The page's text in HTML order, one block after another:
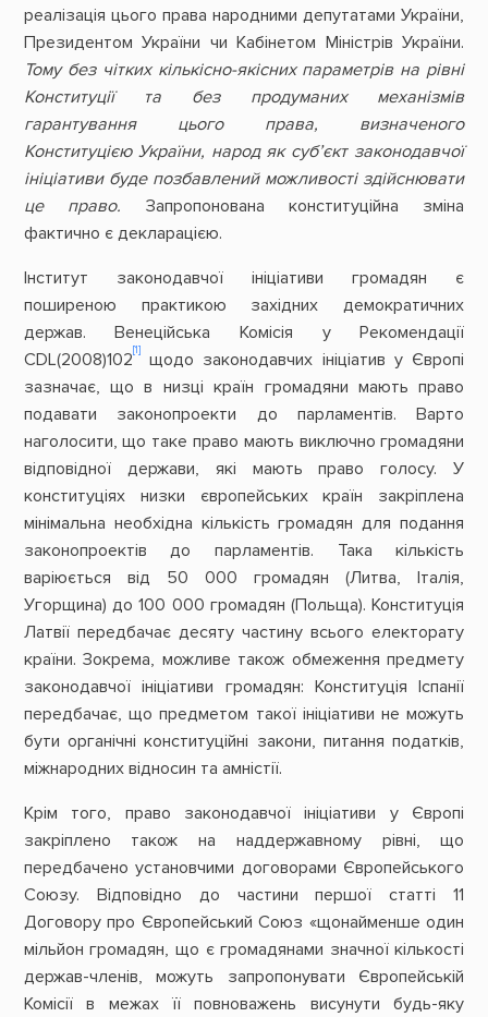
реалізація цього права народними депутатами України,
Президентом України чи Кабінетом Міністрів України.
Тому без чітких кількісно-якісних параметрів на рівні
Конституції та без продуманих механізмів
гарантування цього права, визначеного
Конституцією України, народ як суб’єкт законодавчої
ініціативи буде позбавлений можливості здійснювати
це право. Запропонована конституційна зміна
фактично є декларацією.
Інститут законодавчої ініціативи громадян є
поширеною практикою західних демократичних
держав. Венеційська Комісія у Рекомендації
CDL(2008)102 [1] щодо законодавчих ініціатив у Європі
зазначає, що в низці країн громадяни мають право
подавати законопроекти до парламентів. Варто
наголосити, що таке право мають виключно громадяни
відповідної держави, які мають право голосу. У
конституціях низки європейських країн закріплена
мінімальна необхідна кількість громадян для подання
законопроектів до парламентів. Така кількість
варіюється від 50 000 громадян (Литва, Італія,
Угорщина) до 100 000 громадян (Польща). Конституція
Латвії передбачає десяту частину всього електорату
країни. Зокрема, можливе також обмеження предмету
законодавчої ініціативи громадян: Конституція Іспанії
передбачає, що предметом такої ініціативи не можуть
бути органічні конституційні закони, питання податків,
міжнародних відносин та амністії.
Крім того, право законодавчої ініціативи у Європі
закріплено також на наддержавному рівні, що
передбачено установчими договорами Європейського
Союзу. Відповідно до частини першої статті 11
Договору про Європейський Союз «щонайменше один
мільйон громадян, що є громадянами значної кількості
держав-членів, можуть запропонувати Європейській
Комісії в межах її повноважень висунути будь-яку